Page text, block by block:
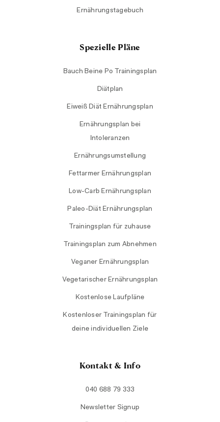
Ernährungstagebuch
Spezielle Pläne
Bauch Beine Po Trainingsplan
Diätplan
Eiweiß Diät Ernährungsplan
Ernährungsplan bei
Intoleranzen
Ernährungsumstellung
Fettarmer Ernährungsplan
Low-Carb Ernährungsplan
Paleo-Diät Ernährungsplan
Trainingsplan für zuhause
Trainingsplan zum Abnehmen
Veganer Ernährungsplan
Vegetarischer Ernährungsplan
Kostenlose Laufpläne
Kostenloser Trainingsplan für
deine individuellen Ziele
Kontakt & Info
040 688 79 333
Newsletter Signup